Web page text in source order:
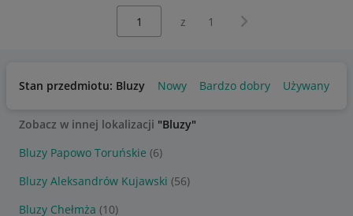
z 1 Następna strona
Stan przedmiotu: Bluzy Nowy Bardzo dobry Używany
Zobacz w innej lokalizacji "Bluzy"
Bluzy Papowo Toruńskie (6)
Bluzy Aleksandrów Kujawski (56)
Bluzy Chełmża (10)